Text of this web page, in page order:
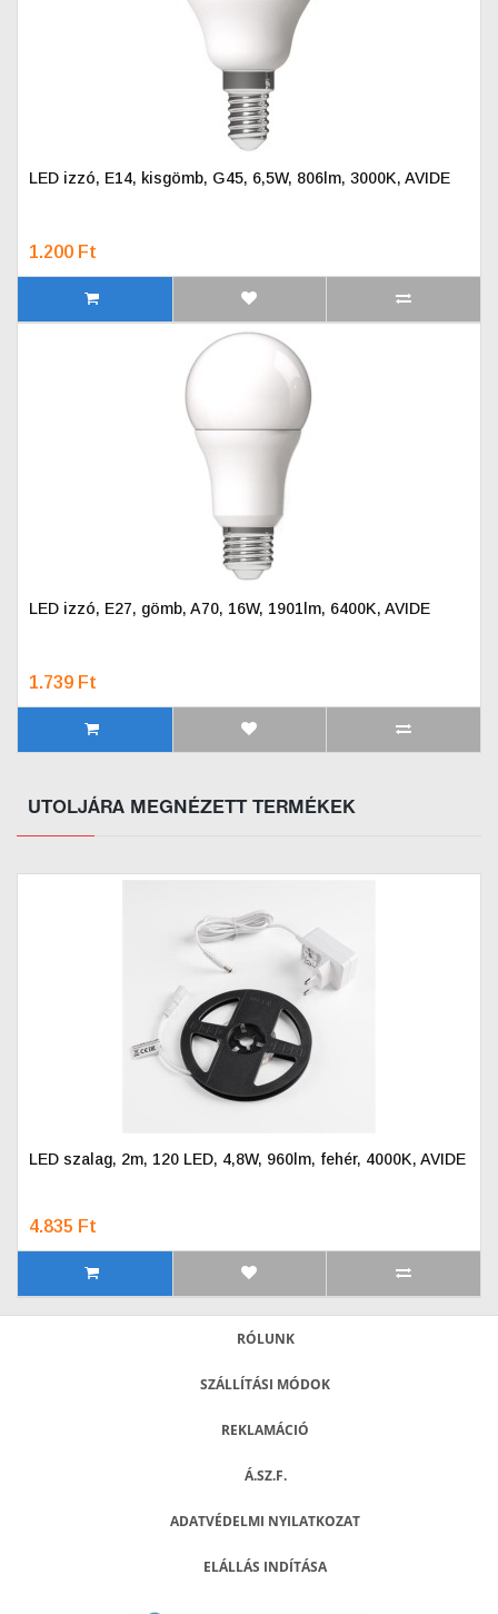
LED izzó, E14, kisgömb, G45, 6,5W, 806lm, 3000K, AVIDE
1.200 Ft
LED izzó, E27, gömb, A70, 16W, 1901lm, 6400K, AVIDE
1.739 Ft
UTOLJÁRA MEGNÉZETT TERMÉKEK
LED szalag, 2m, 120 LED, 4,8W, 960lm, fehér, 4000K, AVIDE
4.835 Ft
RÓLUNK
SZÁLLÍTÁSI MÓDOK
REKLAMÁCIÓ
Á.SZ.F.
ADATVÉDELMI NYILATKOZAT
ELÁLLÁS INDÍTÁSA